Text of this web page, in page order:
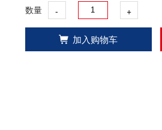
数量 - +
加入购物车